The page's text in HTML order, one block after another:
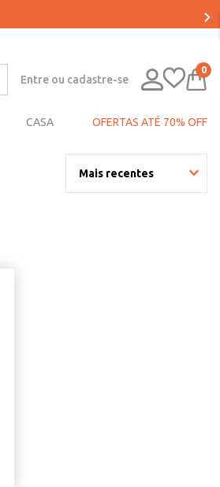
Entre ou cadastre-se
0
CASA OFERTAS ATÉ 70% OFF
Mais recentes